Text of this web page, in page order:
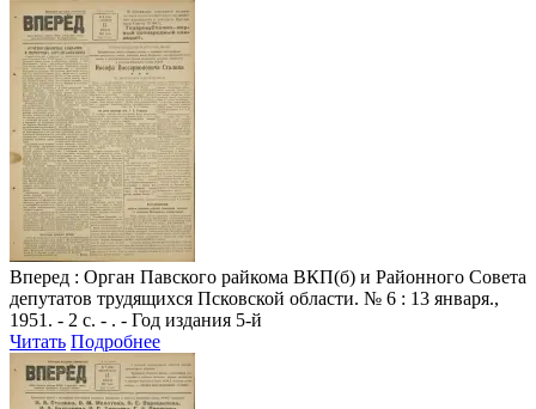
Вперед : Орган Павского райкома ВКП(б) и Районного Совета
депутатов трудящихся Псковской области. № 6 : 13 января.,
1951. - 2 с. - . - Год издания 5-й
Читать Подробнее